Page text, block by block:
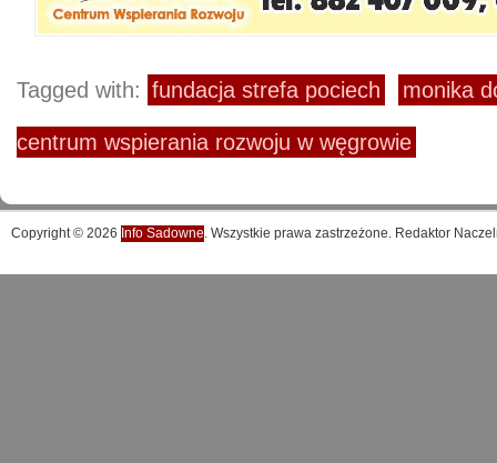
Tagged with: fundacja strefa pociech monika
centrum wspierania rozwoju w węgrowie
Copyright © 2026 Info Sadowne. Wszystkie prawa zastrzeżone. Redaktor